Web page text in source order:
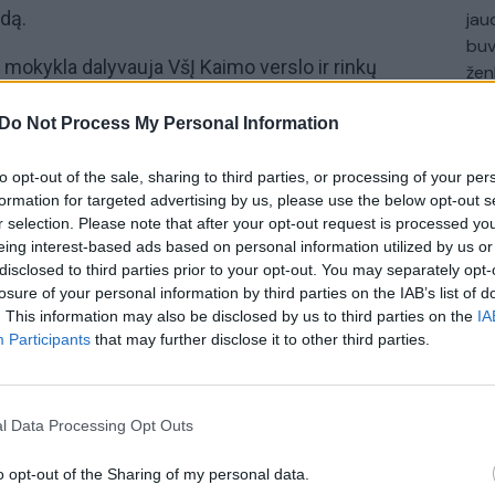
Do Not Process My Personal Information
opt-out of the sale, sharing to third parties, or processing of your
for targeted advertising by us, please use the below opt-out
selection. Please note that after your opt-out request is processed
interest-based ads based on personal information utilized by us
to third parties prior to your opt-out. You may separately
of your personal information by third parties on the IAB’s list of
This information may also be disclosed by us to third parties on the
Participants that may further disclose it to other third parties.
Data Processing Opt Outs
opt-out of the Sharing of my personal data.
dalyvauja VšĮ Kaimo verslo ir rinkų
Europos Sąjungos mokykloms skirtoje „Vaisių
vartojimo skatinimo ugdymo įstaigose“
vaisių ir daržovių bei pieno ir pieno
vaikams supratimą apie vaisių ir daržovių bei
poveikįsveikatai.Pradinio ugdymo
sveikos gyvensenos svarbą švietimo
kurioje dalyvauja, naudą.
pieno produktai Sveika gyvensena